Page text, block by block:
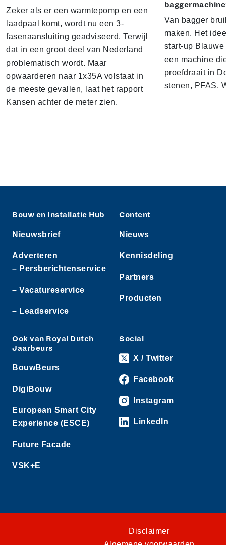
Zeker als er een warmtepomp en een
laadpaal komt, wordt nu een 3-
fasenaansluiting geadviseerd. Terwijl
dat in een groot deel van Nederland
problematisch wordt. Maar
opwaarderen naar 1x35A volstaat in
de meeste gevallen, laat het rapport
Kansen achter de meter zien.
Van bagger
maken. Het
start-up
een machine
proefdraait in
stenen, PFAS.
Bouw en Installatie Hub
Nieuwsbrief
Adverteren
– Persberichtenservice
– Vacatureservice
– Leadservice
Content
Nieuws
Kennisdeling
Partners
Producten
Ook van Royal Dutch
Jaarbeurs
BouwBeurs
DigiBouw
European Smart City
Experience (ESCE)
Future Facade
VSK+E
Social
X / Twitter
Facebook
Instagram
LinkedIn
Disclaimer